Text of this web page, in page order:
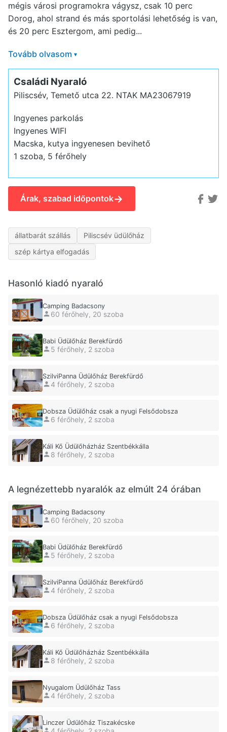
mégis városi programokra vágysz, csak 10 perc
Dorog, ahol strand és más sportolási lehetőség is van,
és 20 perc Esztergom, ami pedig...
Tovább olvasom ▾
Családi Nyaraló
Piliscsév, Temető utca 22. NTAK MA23067919
Ingyenes parkolás
Ingyenes WIFI
Macska, kutya ingyenesen bevihető
1 szoba, 5 férőhely
Árak, szabad időpontok→
állatbarát szállás
Piliscsév üdülőház
szép kártya elfogadás
Hasonló kiadó nyaraló
Camping Badacsony
60 férőhely, 20 szoba
Babi Üdülőház Berekfürdő
5 férőhely, 2 szoba
SzilviPanna Üdülőház Berekfürdő
4 férőhely, 2 szoba
Dobsza Üdülőház csak a nyugi Felsődobsza
6 férőhely, 2 szoba
Káli Kő Üdülőházház Szentbékkálla
8 férőhely, 2 szoba
A legnézettebb nyaralók az elmúlt 24 órában
Camping Badacsony
60 férőhely, 20 szoba
Babi Üdülőház Berekfürdő
5 férőhely, 2 szoba
SzilviPanna Üdülőház Berekfürdő
4 férőhely, 2 szoba
Dobsza Üdülőház csak a nyugi Felsődobsza
6 férőhely, 2 szoba
Káli Kő Üdülőházház Szentbékkálla
8 férőhely, 2 szoba
Nyugalom Üdülőház Tass
4 férőhely, 2 szoba
Linczer Üdülőház Tiszakécske